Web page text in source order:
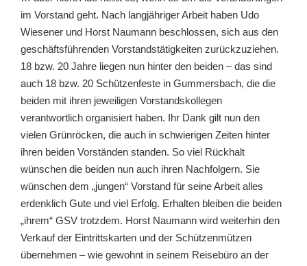
im Vorstand geht. Nach langjähriger Arbeit haben Udo
Wiesener und Horst Naumann beschlossen, sich aus den
geschäftsführenden Vorstandstätigkeiten zurückzuziehen.
18 bzw. 20 Jahre liegen nun hinter den beiden – das sind
auch 18 bzw. 20 Schützenfeste in Gummersbach, die die
beiden mit ihren jeweiligen Vorstandskollegen
verantwortlich organisiert haben. Ihr Dank gilt nun den
vielen Grünröcken, die auch in schwierigen Zeiten hinter
ihren beiden Vorständen standen. So viel Rückhalt
wünschen die beiden nun auch ihren Nachfolgern. Sie
wünschen dem „jungen“ Vorstand für seine Arbeit alles
erdenklich Gute und viel Erfolg. Erhalten bleiben die beiden
„ihrem“ GSV trotzdem. Horst Naumann wird weiterhin den
Verkauf der Eintrittskarten und der Schützenmützen
übernehmen – wie gewohnt in seinem Reisebüro an der